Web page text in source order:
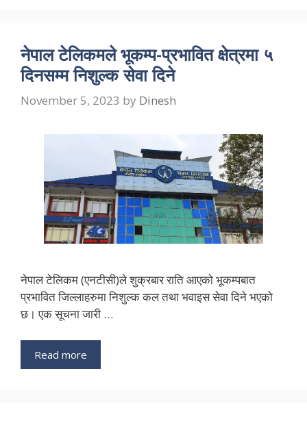
नेपाल टेलिकमले भूकम्प-प्रभावित क्षेत्रमा ५
दिनसम्म निशुल्क सेवा दिने
November 5, 2023 by Dinesh
नेपाल टेलिकम (एनटीसी)ले शुक्रबार राति आएको भूकम्पबात
प्रभावित जिल्लाहरुमा निशुल्क कल तथा भवाइस सेवा दिने भएको
छ। एक सूचना जारी …
Read more